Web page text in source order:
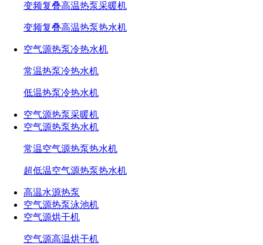
变频复叠高温热泵采暖机
变频复叠高温热泵热水机
空气源热泵冷热水机
常温热泵冷热水机
低温热泵冷热水机
空气源热泵采暖机
空气源热泵热水机
常温空气源热泵热水机
超低温空气源热泵热水机
高温水源热泵
空气源热泵泳池机
空气源烘干机
空气源高温烘干机